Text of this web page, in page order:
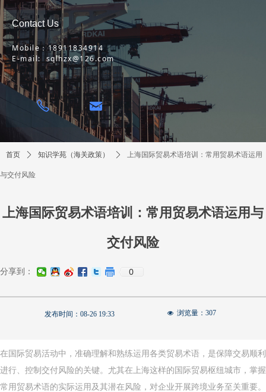
首页 ꄲ 知识学苑（海关政策） ꄲ 上海国际贸易术语培训：常用贸易术语运用
与交付风险
上海国际贸易术语培训：常用贸易术语运用与
交付风险
发布时间： 08-26 19:33 넶 浏览量： 307
分享到： 0
在国际贸易活动中，准确理解和熟练运用各类贸易术语，是保障交易顺利
进行、控制交付风险的关键。尤其在上海这样的国际贸易枢纽城市，掌握
常用贸易术语的实际运用及其潜在风险，对企业开展跨境业务至关重要。
Contact Us
Mobile：18911834914
E-mail: sqlhzx@126.com
ꂅ 낂